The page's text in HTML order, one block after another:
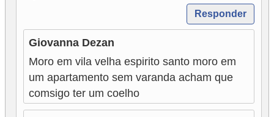
Responder
Giovanna Dezan
Moro em vila velha espirito santo moro em
um apartamento sem varanda acham que
comsigo ter um coelho